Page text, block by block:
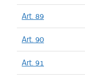
Art. 89
Art. 90
Art. 91